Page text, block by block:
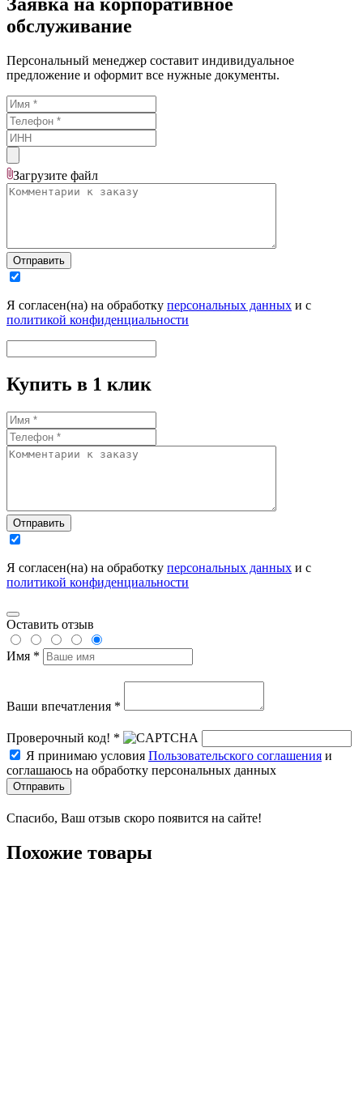
обслуживание
Персональный менеджер составит индивидуальное
предложение и оформит все нужные документы.
Загрузите файл
Отправить
Я согласен(на) на обработку персональных данных и с
политикой конфиденциальности
Купить в 1 клик
Отправить
Я согласен(на) на обработку персональных данных и с
политикой конфиденциальности
Оставить отзыв
Имя *
Ваши впечатления *
Проверочный код! *
Я принимаю условия Пользовательского соглашения и
соглашаюсь на обработку персональных данных
Отправить
Спасибо, Ваш отзыв скоро появится на сайте!
Похожие товары